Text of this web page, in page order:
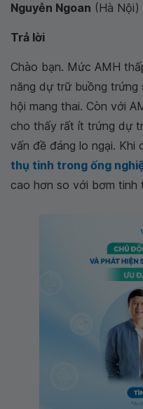
Nguyễn Ngoan (Hà Nội)
Trả lời
Chào bạn. Mức AMH
năng dự trữ buồng trứng
hội mang thai. Còn với
cho thấy rất ít trứng dự
vấn đề đáng lo ngại. Khi
thụ tinh trong ống
cao hơn so với bơm tinh